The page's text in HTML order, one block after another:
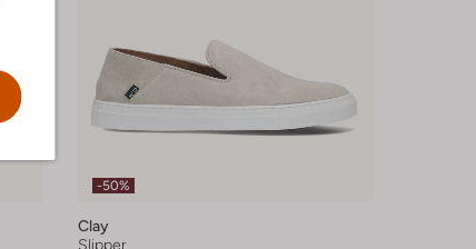
-50%
Clay
Slipper